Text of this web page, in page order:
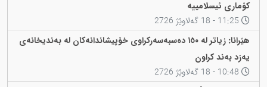
کۆماری ئیسلامییە
هێرانا: زیاتر لە ١٥٠ دەسبەسەرکراوی خۆپیشاندانەکان لە بەندیخانەی
یەزد بەند کراون